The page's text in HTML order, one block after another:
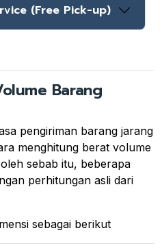
(Free Pick-up)
Barang
pengiriman barang jarang
menghitung berat volume
sebab itu, beberapa
perhitungan asli dari
sebagai berikut